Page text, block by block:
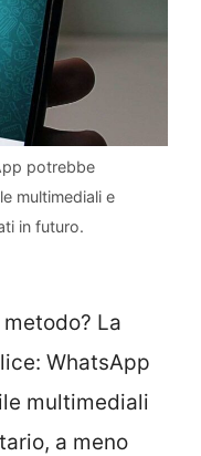
potrebbe
multimediali e
in futuro.
La
WhatsApp
multimediali
a meno